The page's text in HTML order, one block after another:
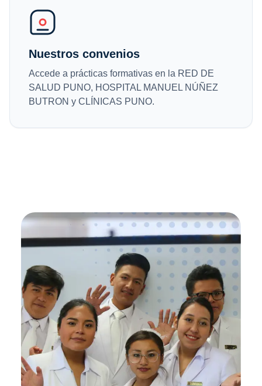
Nuestros convenios
Accede a prácticas formativas en la RED DE
SALUD PUNO, HOSPITAL MANUEL NÚÑEZ
BUTRON y CLÍNICAS PUNO.